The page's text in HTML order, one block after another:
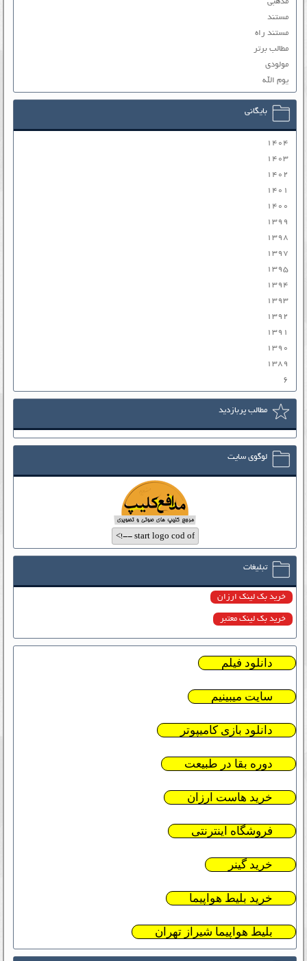
مستند
مستند راه
مطالب برتر
مولودی
یوم الله
بایگانی
۱۴۰۴
۱۴۰۳
۱۴۰۲
۱۴۰۱
۱۴۰۰
۱۳۹۹
۱۳۹۸
۱۳۹۷
۱۳۹۵
۱۳۹۴
۱۳۹۳
۱۳۹۲
۱۳۹۱
۱۳۹۰
۱۳۸۹
۶
مطالب پربازدید
لوگوی سایت
تبلیغات
خرید بک لینک ارزان
خرید بک لینک معتبر
دانلود فیلم
سایت میبینیم
دانلود بازی کامیپوتر
دوره بقا در طبیعت
خرید هاست ارزان
فروشگاه اینترنتی
خرید گینر
خرید بلیط هواپیما
بلیط هواپیما شیراز تهران